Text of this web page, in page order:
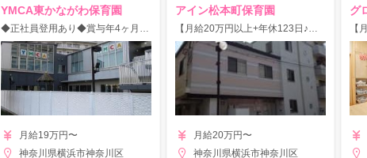
YMCA東かながわ保育園
◆正社員登用あり◆賞与年4ヶ月♪各休暇取得実績あり◎子どもの成長を共に喜びあえる保育園！
月給19万円〜
神奈川県横浜市神奈川区
アイン松本町保育園
【月給20万円以上+年休123日♪】◇反町駅/大手法人が母体の保育園です！アットホームで共に育ち合える環境◎
月給20万円〜
神奈川県横浜市神奈川区